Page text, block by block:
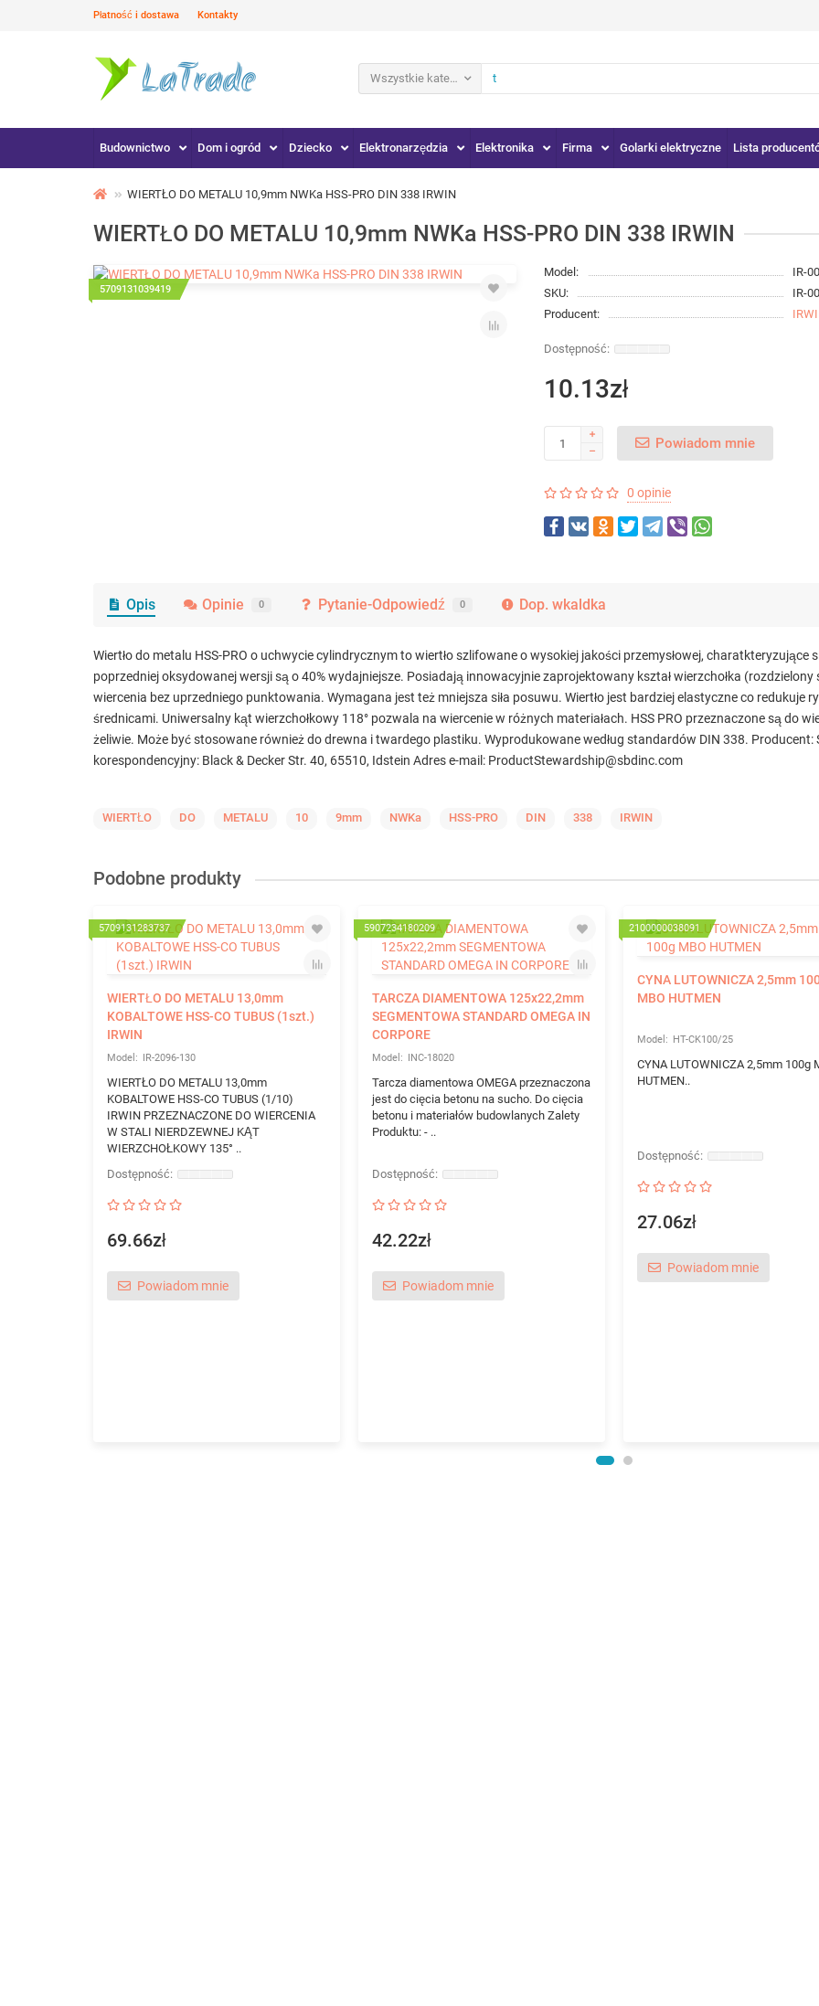
Płatność i dostawa Kontakty
Wszystkie kategorie
Budownictwo Dom i ogród Dziecko Elektronarzędzia Elektronika Firma Golarki elektryczne Lista
WIERTŁO DO METALU 10,9mm NWKa HSS-PRO DIN 338 IRWIN
WIERTŁO DO METALU 10,9mm NWKa HSS-PRO DIN 338 IRWIN
5709131039419
Model:
IR-
SKU:
IR-
Producent:
10.13zł
Powiadom mnie
0 opinie
Opis Opinie 0 Pytanie-Odpowiedź 0 Dop. wkaldka
Wiertło do metalu HSS-PRO o uchwycie cylindrycznym to wiertło szlifowane o wysokiej jakości przemysłowej,
poprzedniej oksydowanej wersji są o 40% wydajniejsze. Posiadają innowacyjnie zaprojektowany kształ wierzchołka
wiercenia bez uprzedniego punktowania. Wymagana jest też mniejsza siła posuwu. Wiertło jest bardziej elastyczne co redukuje
średnicami. Uniwersalny kąt wierzchołkowy 118° pozwala na wiercenie w różnych materiałach. HSS PRO przeznaczone są do
żeliwie. Może być stosowane również do drewna i twardego plastiku. Wyprodukowane według standardów DIN 338. Producent:
korespondencyjny: Black & Decker Str. 40, 65510, Idstein Adres e-mail: ProductStewardship@sbdinc.com
WIERTŁO DO METALU 10 9mm NWKa HSS-PRO DIN 338 IRWIN
Podobne produkty
5709131283737
WIERTŁO DO METALU 13,0mm
KOBALTOWE HSS-CO TUBUS (1szt.)
IRWIN
IR-2096-130
WIERTŁO DO METALU 13,0mm
KOBALTOWE HSS-CO TUBUS (1/10)
IRWIN PRZEZNACZONE DO WIERCENIA
W STALI NIERDZEWNEJ KĄT
WIERZCHOŁKOWY 135° ..
69.66zł
Powiadom mnie
5907234180209
TARCZA DIAMENTOWA 125x22,2mm
SEGMENTOWA STANDARD OMEGA IN
CORPORE
INC-18020
Tarcza diamentowa OMEGA przeznaczona
jest do cięcia betonu na sucho. Do cięcia
betonu i materiałów budowlanych Zalety
Produktu: - ..
42.22zł
Powiadom mnie
2100000038091
CYNA LUTOWNICZA 2,5mm
MBO HUTMEN
HT-CK100/25
CYNA LUTOWNICZA 2,5mm 100g
HUTMEN..
27.06zł
Powiadom mnie